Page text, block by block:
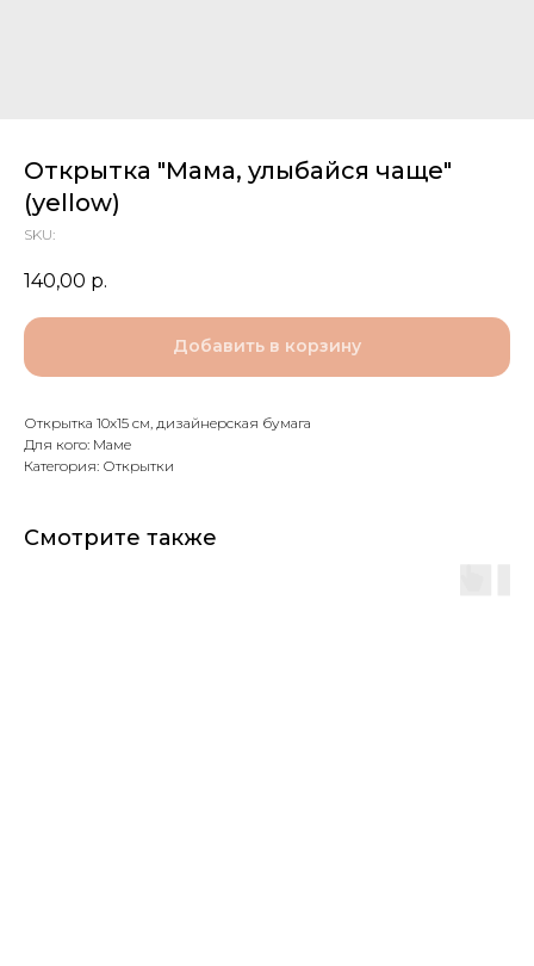
Открытка "Мама, улыбайся чаще"
(yellow)
SKU:
140,00 р.
Добавить в корзину
Открытка 10х15 см, дизайнерская бумага
Для кого: Маме
Категория: Открытки
Смотрите также